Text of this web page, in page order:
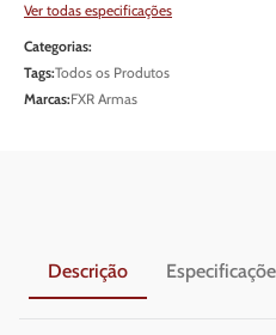
Ver todas especificações
Categorias:
Tags:Todos os Produtos
Marcas:FXR Armas
Descrição